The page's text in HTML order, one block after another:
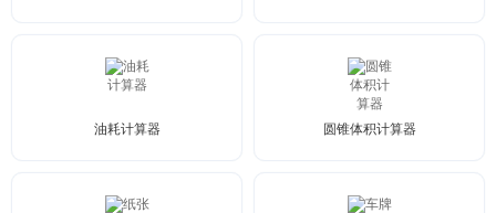
油耗计算器 圆锥体积计算器